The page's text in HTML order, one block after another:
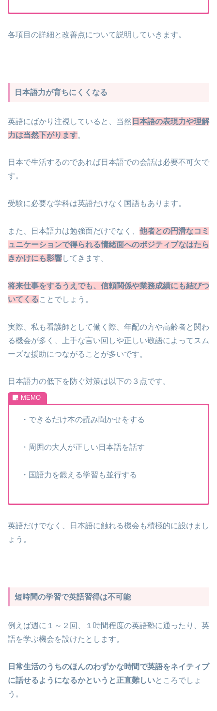
各項目の詳細と改善点について説明していきます。
日本語力が育ちにくくなる
英語にばかり注視していると、当然 日本語の表現力や理解
力は当然下がります。
日本で生活するのであれば日本語での会話は必要不可欠で
す。
受験に必要な学科は英語だけなく国語もあります。
また、日本語力は勉強面だけでなく、 他者との円滑なコミ
ュニケーションで得られる情緒面へのポジティブなはたら
きかけにも影響してきます。
将来仕事をするうえでも、信頼関係や業務成績にも結びつ
いてくることでしょう。
実際、私も看護師として働く際、年配の方や高齢者と関わ
る機会が多く、上手な言い回しや正しい敬語によってスム
ーズな援助につながることが多いです。
日本語力の低下を防ぐ対策は以下の３点です。
・できるだけ本の読み聞かせをする
・周囲の大人が正しい日本語を話す
・国語力を鍛える学習も並行する
英語だけでなく、日本語に触れる機会も積極的に設けまし
ょう。
短時間の学習で英語習得は不可能
例えば週に１～２回、１時間程度の英語塾に通ったり、英
語を学ぶ機会を設けたとします。
日常生活のうちのほんのわずかな時間で英語をネイティブ
に話せるようになるかというと正直難しいところでしょ
う。